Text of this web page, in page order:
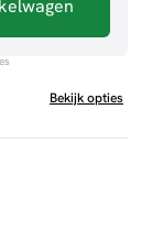
Bekijk opties